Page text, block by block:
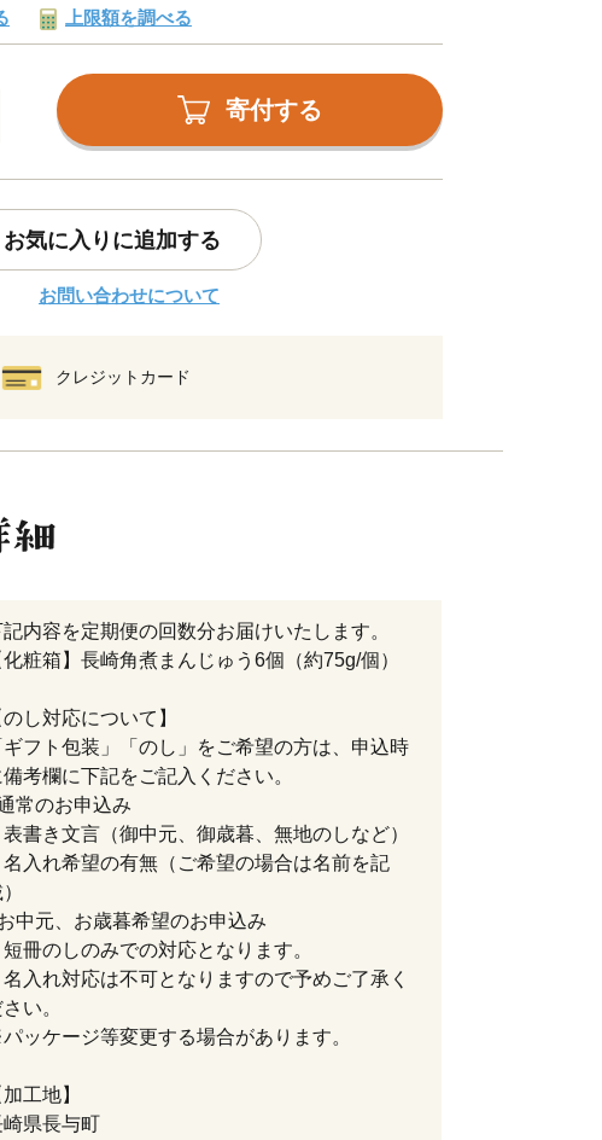
上限額を調べる
寄付する
お気に入りに追加する
お問い合わせについて
クレジットカード
内容を定期便の回数分お届けいたします。
化粧箱】長崎角煮まんじゅう6個（約75g/個）
のし対応について】
ギフト包装」「のし」をご希望の方は、申込時
備考欄に下記をご記入ください。
常のお申込み
表書き文言（御中元、御歳暮、無地のしなど）
名入れ希望の有無（ご希望の場合は名前を記
中元、お歳暮希望のお申込み
短冊のしのみでの対応となります。
名入れ対応は不可となりますので予めご了承く
い。
ッケージ等変更する場合があります。
加工地】
崎県長与町